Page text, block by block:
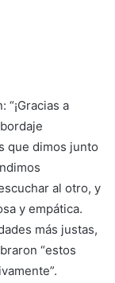
a
que dimos junto
al otro, y
y empática.
más justas,
“estos